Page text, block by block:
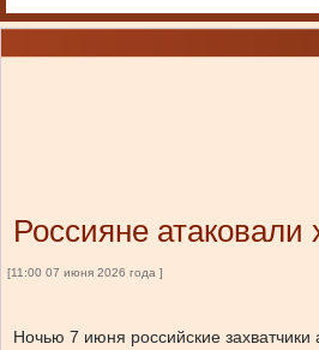
Россияне
[11:00 07 июня 2026 года ]
Ночью 7 июня российские